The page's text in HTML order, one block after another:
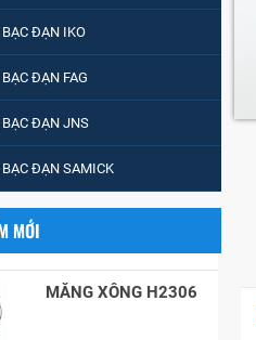
ĐẠN IKO
ĐẠN FAG
ĐẠN JNS
ĐẠN SAMICK
MỚI
VÒNG BI / BẠC ĐẠN
CHÀ TRÒN 51105
VÒNG BI / BẠC ĐẠN
CỐT BƠM NƯỚC
12x12x26
MĂNG XÔNG H2306